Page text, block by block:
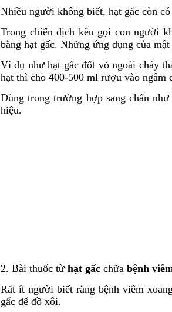
Nhiều người không biết, hạt gấc còn
Trong chiến dịch kêu gọi con người
bằng hạt gấc. Những ứng dụng của
Ví dụ như hạt gấc đốt vỏ ngoài cháy
hạt thì cho 400-500 ml rượu vào ngâm
Dùng trong trường hợp sang chấn
hiệu.
2. Bài thuốc từ hạt gấc chữa bệnh
Rất ít người biết rằng bệnh viêm
gấc để đồ xôi.